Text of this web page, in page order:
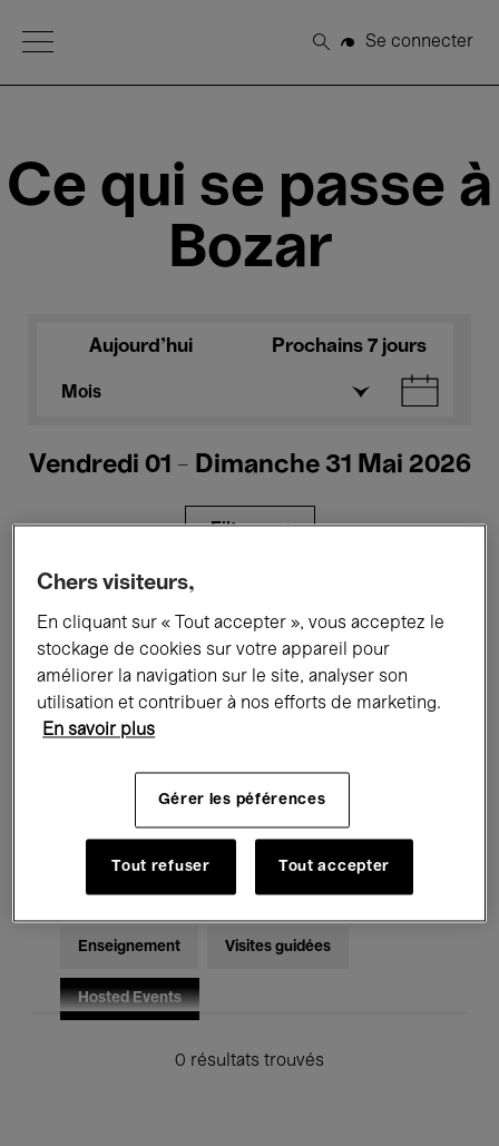
Open Menu
Rechercher
Se connecter
Ce qui se passe à
Bozar
Aujourd'hui Prochains 7 jours
Mois
Vendredi 01 - Dimanche 31 Mai 2026
Filtres
Expositions Films Performances
Rencontres & Débats Jazz
Musique électronique
Pour tous Kids’ Palace
Enseignement Visites guidées
Hosted Events
0 résultats trouvés
Chers visiteurs,
En cliquant sur « Tout accepter », vous acceptez le
stockage de cookies sur votre appareil pour
améliorer la navigation sur le site, analyser son
utilisation et contribuer à nos efforts de marketing.
En savoir plus
Gérer les péférences
Tout refuser Tout accepter